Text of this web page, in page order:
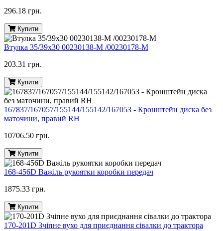
296.18 грн.
Купити
Втулка 35/39х30 00230138-M /00230178-M
203.31 грн.
Купити
167837/167057/155144/155142/167053 - Кронштейн диска без
маточини, правий RH
10706.50 грн.
Купити
168-456D Важіль рукоятки коробки передач
1875.33 грн.
Купити
170-201D Зчіпне вухо для приєднання сівалки до трактора